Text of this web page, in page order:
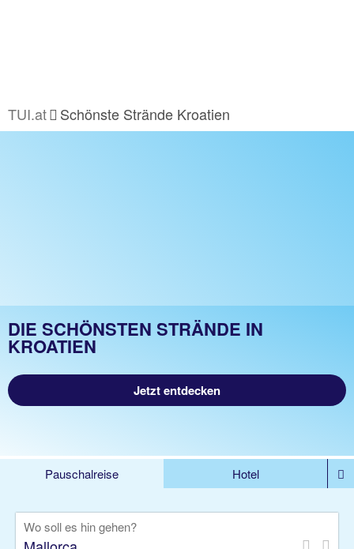
TUI.at Schönste Strände Kroatien
DIE SCHÖNSTEN STRÄNDE IN
KROATIEN
Jetzt entdecken
Pauschalreise
Hotel
Rundreise
Kreuzfahrt
Wo soll es hin gehen?